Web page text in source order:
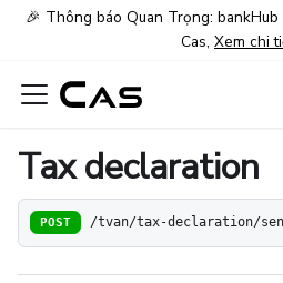
🎉 Thông báo Quan Trọng:
Cas, Xem chi
Tax declaration
POST /tvan/tax-declaration/